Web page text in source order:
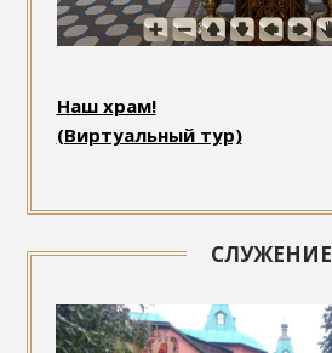
Наш храм!
(Виртуальный тур)
СЛУЖЕНИЕ